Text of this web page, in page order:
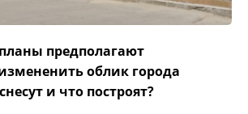
предполагают
облик города
и что построят?